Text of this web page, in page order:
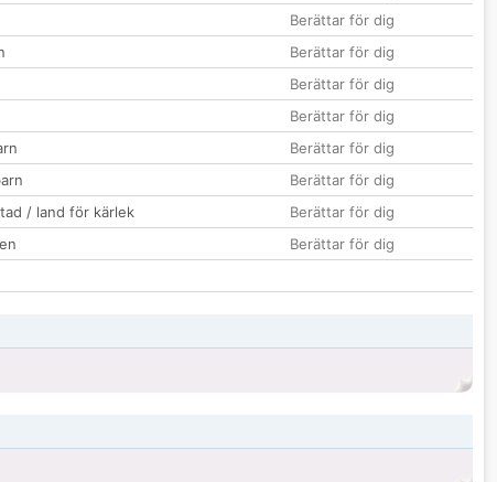
Berättar för dig
Berättar för dig
Berättar för dig
Berättar för dig
Berättar för dig
Berättar för dig
/ land för kärlek
Berättar för dig
Berättar för dig